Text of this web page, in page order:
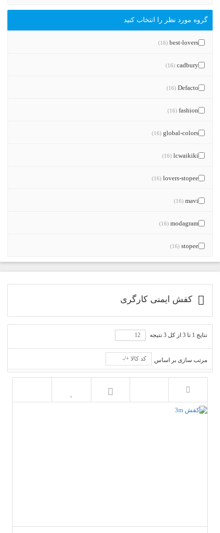
گروه مورد نظر را انتخاب کنید
best-lovers
(16)
cadbury
(16)
Defacto
(16)
fashion
(16)
global-colors
(16)
lcwaikiki
(16)
lovers-stopee
(16)
mavi
(16)
modagram
(16)
stopee
(16)
کفش ایمنی کارگری
نتایج 1 تا 3 از کل 3 نتیجه
مرتب سازی بر اساس کد کالا +/-